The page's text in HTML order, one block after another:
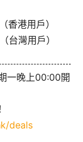
（香港用戶）
（台灣用戶）
一晚上00:00開
deals